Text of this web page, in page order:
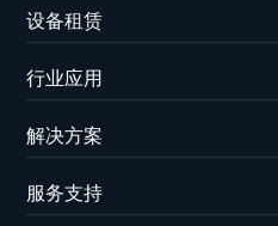
设备租赁
行业应用
解决方案
服务支持